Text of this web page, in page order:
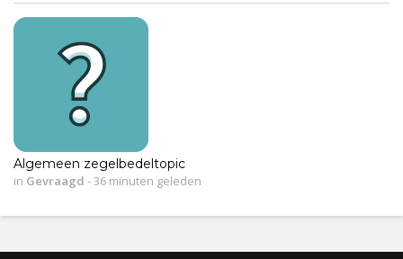
Algemeen zegelbedeltopic
in Gevraagd - 36 minuten geleden